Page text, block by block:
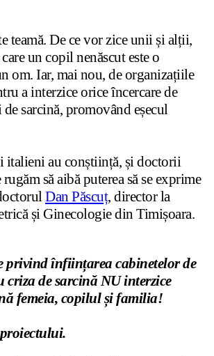
teamă. De ce vor zice unii și alții,
un copil nenăscut este o
om. Iar, mai nou, de organizațiile
a interzice orice încercare de
sarcină, promovând eșecul
italieni au conștiință, și doctorii
să aibă puterea să se exprime
Dan Păscuț, director la
și Ginecologie din Timișoara.
privind înființarea cabinetelor de
criza de sarcină NU interzice
femeia, copilulși familia!